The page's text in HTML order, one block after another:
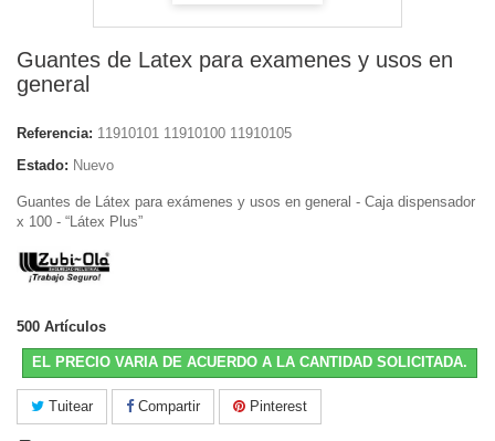
Guantes de Latex para examenes y usos en
general
Referencia: 11910101 11910100 11910105
Estado: Nuevo
Guantes de Látex para exámenes y usos en general - Caja dispensador
x 100 - “Látex Plus”
500 Artículos
EL PRECIO VARIA DE ACUERDO A LA CANTIDAD SOLICITADA.
Tuitear Compartir Pinterest